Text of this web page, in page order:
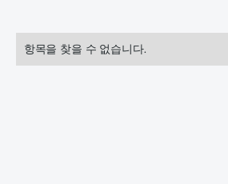
항목을 찾을 수 없습니다.